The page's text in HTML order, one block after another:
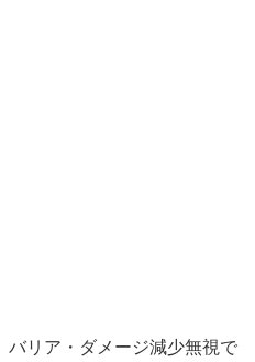
リア・ダメージ減少無視で